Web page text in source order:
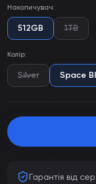
Накопичувач:
512GB 1TB
Колір:
Silver Space
Гарантія від